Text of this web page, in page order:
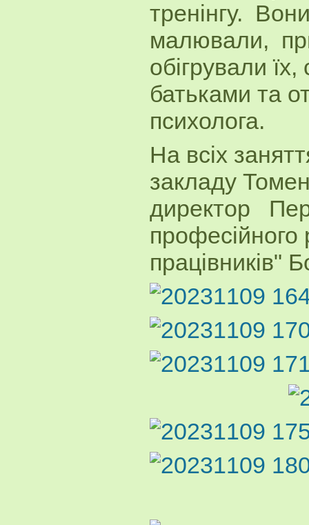
тренінгу.
малювали,
обігрували
батьками та
психолога.
На всіх
закладу
директор
професійного
працівників"